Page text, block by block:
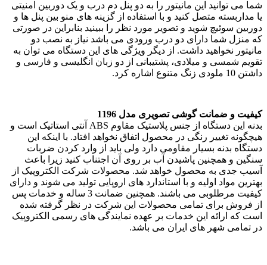
شما می توانید این مانیتور را به دو پنل دم درب و یک دوربین امنیتی
یا مداربسته متصل کنید و با استفاده از گزینه های منو بین پنل ها و
دوربین سوئیچ شوید و تصویر مورد نظر را ببینید بنابراین در صورتی
که منزل شما دارای دو درب ورودی می باشد نیاز به نصب دو
مانیتور نخواهید داشت. از دیگر ویژگی های این دستگاه می توان به
تقویم شمسی و میلادی، پشتیبانی از دو زبان انگلیسی و فارسی و
داشتن 10 ملودی زنگ متنوع اشاره کرد.
کیفیت و ضمانت گوشی تصویری مدل 1196
بدنه این دستگاه از جنس پلاستیک مقاوم ABS آنتی استاتیک است و
هیچگونه تغییر رنگی در محصول اتفاق نخواهد افتاد. با اینکه این
دستگاه بدنه بسیار مقاومی دارد ولی باید از وارد کردن ضربات
سنگین و همچنین پاشیدن آب بر روی آن اجتناب کنید زیرا باعث
آسیب جدی به محصول خواهد شد. محصولات شرکت الکتروپیک از
بهترین مواد اولیه و با استاندارد های اروپایی تولید می شوند و دارای
کیفیت مرطلوبی می باشند. همچنین ضمانت 3 ساله و خدمات پس
از فروش برای تمامی محصولات این شرکت در نظر گرفته شده
است که ارائه این خدمات بر عهده نمایندگی های رسمی الکتروپیک
در تمامی شهر های ایران می باشد.